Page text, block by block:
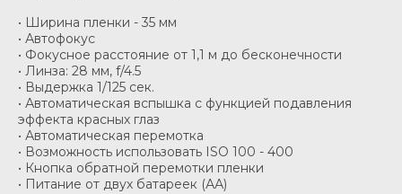
• Ширина пленки - 35 мм
• Автофокус
• Фокусное расстояние от 1,1 м до бесконечности
• Линза: 28 мм, f/4.5
• Выдержка 1/125 сек.
• Автоматическая вспышка с функцией подавления
эффекта красных глаз
• Автоматическая перемотка
• Возможность использовать ISO 100 - 400
• Кнопка обратной перемотки пленки
• Питание от двух батареек (АА)